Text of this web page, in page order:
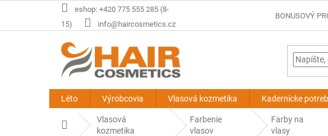
eshop: +420 775 555 285 (8-
15)
info@haircosmetics.cz
BONUSOVÝ
Léto Výrobcovia Vlasová kozmetika Kadernícke
Domov
Vlasová
kozmetika
Farbenie
vlasov
Farby na
vlasy